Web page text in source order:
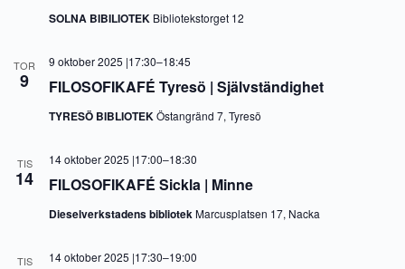
SOLNA BIBILIOTEK Bibliotekstorget 12
TOR
9 FILOSOFIKAFÉ Tyresö | Självständighet
9 oktober 2025 |17:30–18:45
TYRESÖ BIBLIOTEKÖstangränd 7, Tyresö
TIS
14 FILOSOFIKAFÉ Sickla | Minne
14 oktober 2025 |17:00–18:30
Dieselverkstadens bibliotekMarcusplatsen 17, Nacka
TIS 14 oktober 2025 |17:30–19:00